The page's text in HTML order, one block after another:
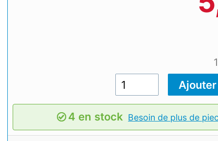
4 en stock Besoin de plus de